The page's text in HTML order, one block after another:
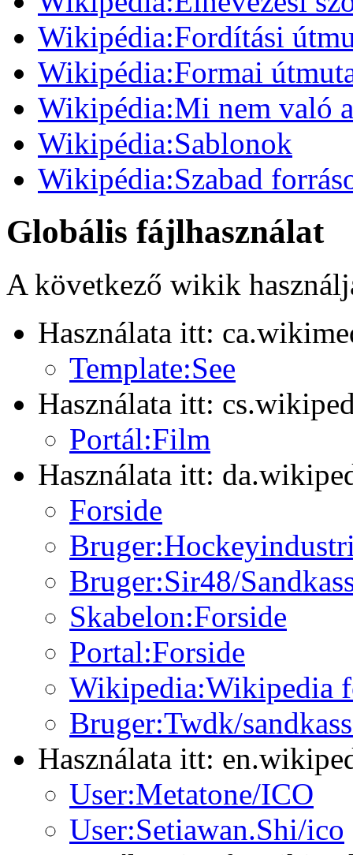
Wikipédia:Fordítási
Wikipédia:Formai
Wikipédia:Mi nem való
Wikipédia:Sablonok
Wikipédia:Szabad
Globális fájlhasználat
A következő wikik
Használata itt:
Template:See
Használata itt:
Portál:Film
Használata itt:
Forside
Bruger:Sir48/
Skabelon:Forside
Portal:Forside
Wikipedia:Wikipedia
Bruger:Twdk/
Használata itt:
User:Metatone/ICO
User:Setiawan.Shi/ico